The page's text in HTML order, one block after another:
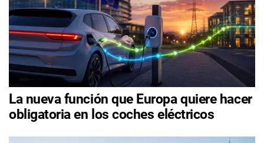
La nueva función que Europa quiere hacer
obligatoria en los coches eléctricos